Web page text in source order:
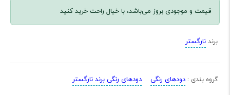
قیمت و موجودی بروز می‌باشد، با خیال راحت خرید کنید
برند نارگستر
گروه بندی : دودهای رنگی دودهای رنگی برند نارگستر